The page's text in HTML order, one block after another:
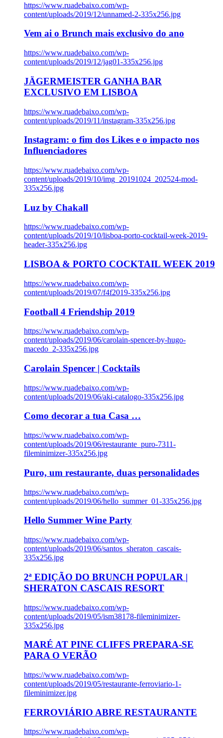
https://www.ruadebaixo.com/wp-
content/uploads/2019/12/unnamed-2-335x256.jpg
Vem ai o Brunch mais exclusivo do ano
https://www.ruadebaixo.com/wp-
content/uploads/2019/12/jag01-335x256.jpg
JÄGERMEISTER GANHA BAR
EXCLUSIVO EM LISBOA
https://www.ruadebaixo.com/wp-
content/uploads/2019/11/instagram-335x256.jpg
Instagram: o fim dos Likes e o impacto nos
Influenciadores
https://www.ruadebaixo.com/wp-
content/uploads/2019/10/img_20191024_202524-mod-
335x256.jpg
Luz by Chakall
https://www.ruadebaixo.com/wp-
content/uploads/2019/10/lisboa-porto-cocktail-week-2019-
header-335x256.jpg
LISBOA & PORTO COCKTAIL WEEK 2019
https://www.ruadebaixo.com/wp-
content/uploads/2019/07/f4f2019-335x256.jpg
Football 4 Friendship 2019
https://www.ruadebaixo.com/wp-
content/uploads/2019/06/carolain-spencer-by-hugo-
macedo_2-335x256.jpg
Carolain Spencer | Cocktails
https://www.ruadebaixo.com/wp-
content/uploads/2019/06/aki-catalogo-335x256.jpg
Como decorar a tua Casa …
https://www.ruadebaixo.com/wp-
content/uploads/2019/06/restaurante_puro-7311-
fileminimizer-335x256.jpg
Puro, um restaurante, duas personalidades
https://www.ruadebaixo.com/wp-
content/uploads/2019/06/hello_summer_01-335x256.jpg
Hello Summer Wine Party
https://www.ruadebaixo.com/wp-
content/uploads/2019/06/santos_sheraton_cascais-
335x256.jpg
2ª EDIÇÃO DO BRUNCH POPULAR |
SHERATON CASCAIS RESORT
https://www.ruadebaixo.com/wp-
content/uploads/2019/05/ism38178-fileminimizer-
335x256.jpg
MARÉ AT PINE CLIFFS PREPARA-SE
PARA O VERÃO
https://www.ruadebaixo.com/wp-
content/uploads/2019/05/restaurante-ferroviario-1-
fileminimizer.jpg
FERROVIÁRIO ABRE RESTAURANTE
https://www.ruadebaixo.com/wp-